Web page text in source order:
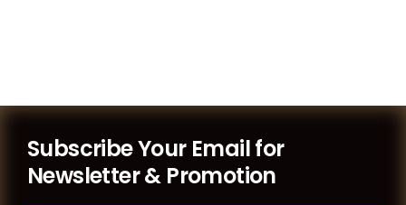
Subscribe Your Email for
Newsletter & Promotion